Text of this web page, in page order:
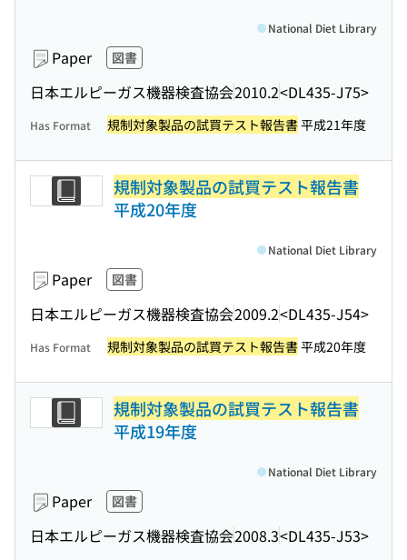
Paper 図書
日本エルピーガス機器検査協会2010.2<DL435-J75>
National Diet Library
Has Format 規制対象製品の試買テスト報告書平成21年度
規制対象製品の試買テスト報告書
平成20年度
Paper 図書
日本エルピーガス機器検査協会2009.2<DL435-J54>
National Diet Library
Has Format 規制対象製品の試買テスト報告書平成20年度
規制対象製品の試買テスト報告書
平成19年度
Paper 図書
日本エルピーガス機器検査協会2008.3<DL435-J53>
National Diet Library